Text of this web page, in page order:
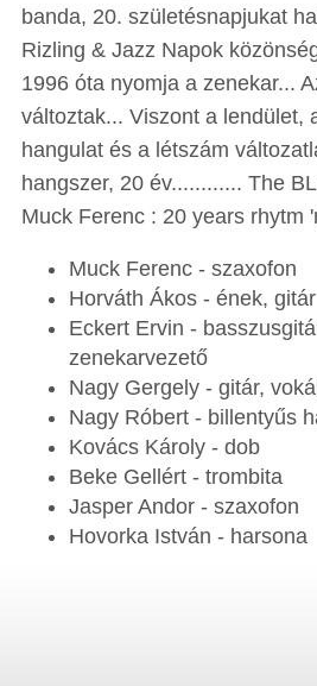
banda, 20. születésnapjukat
Rizling & Jazz Napok
1996 óta nyomja a zenekar...
változtak... Viszont a lendület,
hangulat és a létszám
hangszer, 20 év............ The
Muck Ferenc : 20 years rhytm
Muck Ferenc - szaxofon
Horváth Ákos - ének, gitár
Eckert Ervin -
zenekarvezető
Nagy Gergely - gitár,
Nagy Róbert - billentyűs
Kovács Károly - dob
Beke Gellért - trombita
Jasper Andor - szaxofon
Hovorka István - harsona